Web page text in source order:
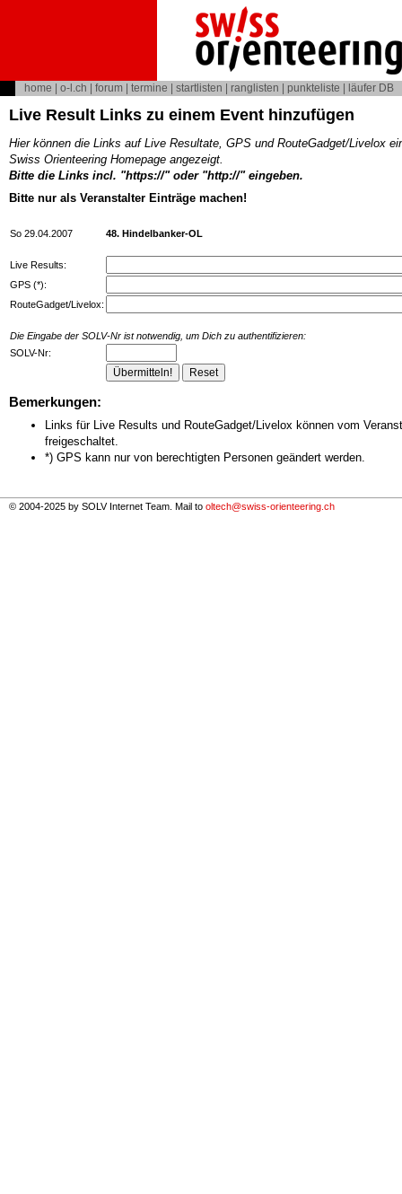
home o-l.ch forum termine startlisten ranglisten punkteliste läufer DB
Live Result Links zu einem Event hinzufügen
Hier können die Links auf Live Resultate, GPS und RouteGadget/Livelox
Swiss Orienteering Homepage angezeigt.
Bitte die Links incl. "https://" oder "http://" eingeben.
Bitte nur als Veranstalter Einträge machen!
So 29.04.2007 48. Hindelbanker-OL
Live Results:
GPS (*):
RouteGadget/Livelox:
Die Eingabe der SOLV-Nr ist notwendig, um Dich zu authentifizieren:
SOLV-Nr:
Bemerkungen:
Links für Live Results und RouteGadget/Livelox können vom
freigeschaltet.
*) GPS kann nur von berechtigten Personen geändert werden.
© 2004-2025 by SOLV Internet Team. Mail to oltech@swiss-orienteering.ch